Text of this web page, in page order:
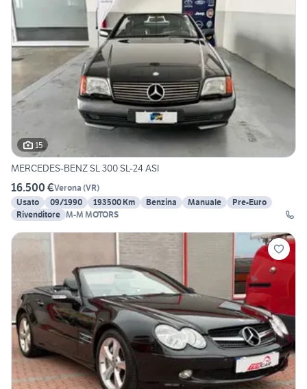
15
MERCEDES-BENZ SL 300 SL-24 ASI
16.500 €Verona (VR)
Usato
09/1990 193500 Km Benzina Manuale
Pre-Euro
Rivenditore M-M MOTORS